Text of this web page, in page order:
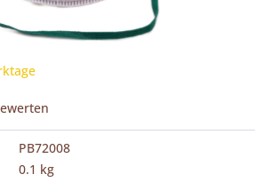
PB72008
0.1 kg